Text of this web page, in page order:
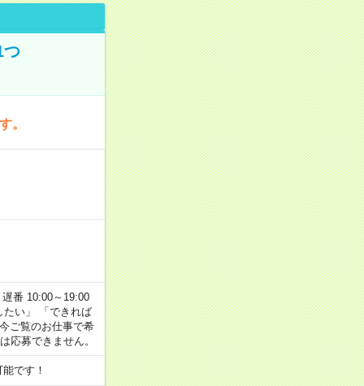
つ
。
番 10:00～19:00
たい」 「できれば
ご覧のお仕事で希
応募できません。
です！